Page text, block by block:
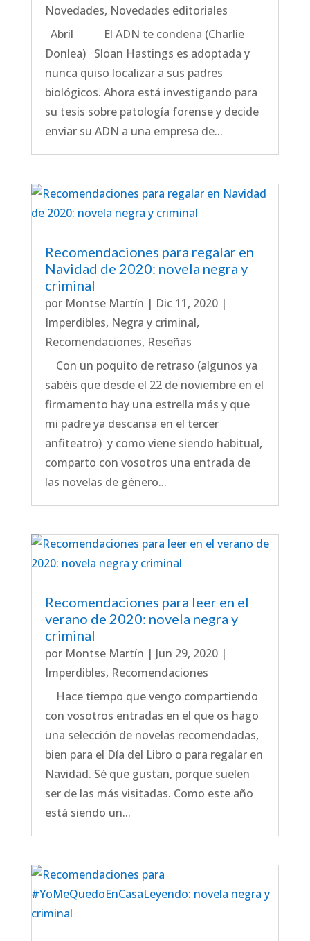
Novedades, Novedades editoriales
Abril El ADN te condena (Charlie
Donlea) Sloan Hastings es adoptada y
nunca quiso localizar a sus padres
biológicos. Ahora está investigando para
su tesis sobre patología forense y decide
enviar su ADN a una empresa de...
Recomendaciones para regalar en
Navidad de 2020: novela negra y
criminal
por Montse Martín | Dic 11, 2020|
Imperdibles, Negra y criminal,
Recomendaciones, Reseñas
Con un poquito de retraso (algunos ya
sabéis que desde el 22 de noviembre en el
firmamento hay una estrella más y que
mi padre ya descansa en el tercer
anfiteatro) y como viene siendo habitual,
comparto con vosotros una entrada de
las novelas de género...
Recomendaciones para leer en el
verano de 2020: novela negra y
criminal
por Montse Martín | Jun 29, 2020|
Imperdibles, Recomendaciones
Hace tiempo que vengo compartiendo
con vosotros entradas en el que os hago
una selección de novelas recomendadas,
bien para el Día del Libro o para regalar en
Navidad. Sé que gustan, porque suelen
ser de las más visitadas. Como este año
está siendo un...